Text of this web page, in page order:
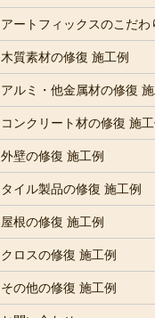
アートフィックスのこだわ
木質素材の修復 施工例
アルミ・他金属材の修復
コンクリート材の修復 施
外壁の修復 施工例
タイル製品の修復 施工例
屋根の修復 施工例
クロスの修復 施工例
その他の修復 施工例